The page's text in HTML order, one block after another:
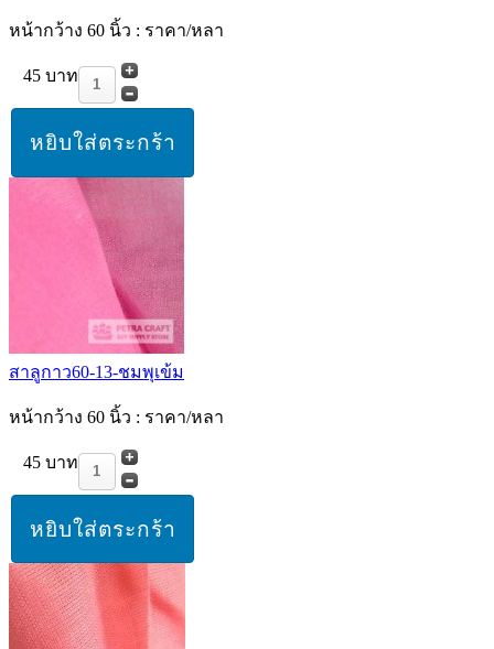
หน้ากว้าง 60 นิ้ว : ราคา/หลา
45 บาท
สาลูกาว60-13-ชมพุเข้ม
หน้ากว้าง 60 นิ้ว : ราคา/หลา
45 บาท